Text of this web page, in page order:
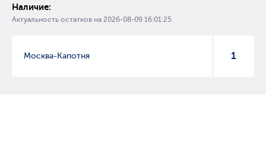
Наличие:
Актуальность остатков на 2026-08-09 16:01:25
Москва-Капотня 1